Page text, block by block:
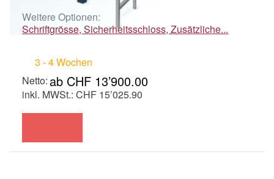
Weitere Optionen:
Schriftgrösse, Sicherheitsschloss, Zusätzliche...
3 - 4 Wochen
ab CHF 13’900.00
inkl. MWSt.: CHF 15’025.90